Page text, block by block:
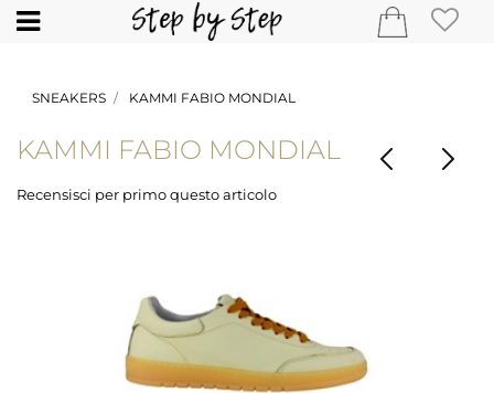
Open
SNEAKERS KAMMI FABIO MONDIAL
KAMMI FABIO MONDIAL
Recensisci per primo questo articolo